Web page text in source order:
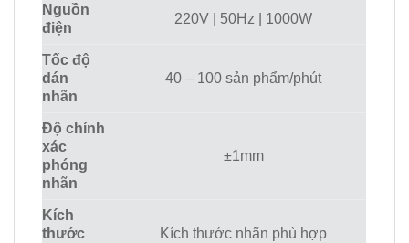
Nguồn
điện
220V | 50Hz | 1000W
Tốc độ
dán
nhãn
40 – 100 sản phẩm/phút
Độ chính
xác
phóng
nhãn
±1mm
Kích
thước
Kích thước nhãn phù hợp